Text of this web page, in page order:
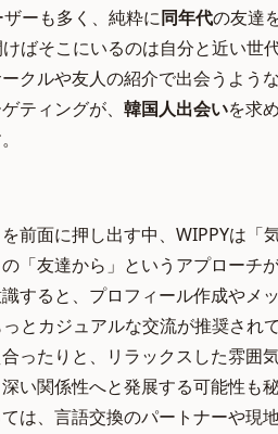
ーも多く、純粋に同年代の友達
ばそこにいるのは自分と近い世
クルや友人の紹介で出会うよう
ティングが、 韓国人出会いを求
前面に押し出す中、WIPPYは「
「友達から」というアプローチ
すると、プロフィール作成やメ
とカジュアルな交流が推奨され
ったりと、リラックスした雰囲
い関係性へと発展する可能性も
は、言語交換のパートナーや現